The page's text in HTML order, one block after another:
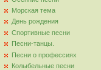
Морская тема
День рождения
Спортивные песни
Песни-танцы.
Песни о профессиях
Колыбельные песни